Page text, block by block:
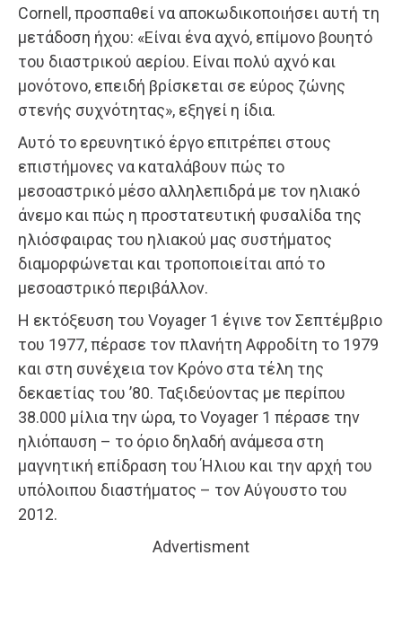
Cornell, προσπαθεί να αποκωδικοποιήσει αυτή τη
μετάδοση ήχου: «Είναι ένα αχνό, επίμονο βουητό
του διαστρικού αερίου. Είναι πολύ αχνό και
μονότονο, επειδή βρίσκεται σε εύρος ζώνης
στενής συχνότητας», εξηγεί η ίδια.
Αυτό το ερευνητικό έργο επιτρέπει στους
επιστήμονες να καταλάβουν πώς το
μεσοαστρικό μέσο αλληλεπιδρά με τον ηλιακό
άνεμο και πώς η προστατευτική φυσαλίδα της
ηλιόσφαιρας του ηλιακού μας συστήματος
διαμορφώνεται και τροποποιείται από το
μεσοαστρικό περιβάλλον.
Η εκτόξευση του Voyager 1 έγινε τον Σεπτέμβριο
του 1977, πέρασε τον πλανήτη Αφροδίτη το 1979
και στη συνέχεια τον Κρόνο στα τέλη της
δεκαετίας του ’80. Ταξιδεύοντας με περίπου
38.000 μίλια την ώρα, το Voyager 1 πέρασε την
ηλιόπαυση – το όριο δηλαδή ανάμεσα στη
μαγνητική επίδραση του Ήλιου και την αρχή του
υπόλοιπου διαστήματος – τον Αύγουστο του
2012.
Advertisment